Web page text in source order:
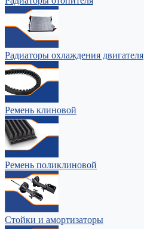
Радиаторы охлаждения двигателя
Ремень клиновой
Ремень поликлиновой
Стойки и амортизаторы